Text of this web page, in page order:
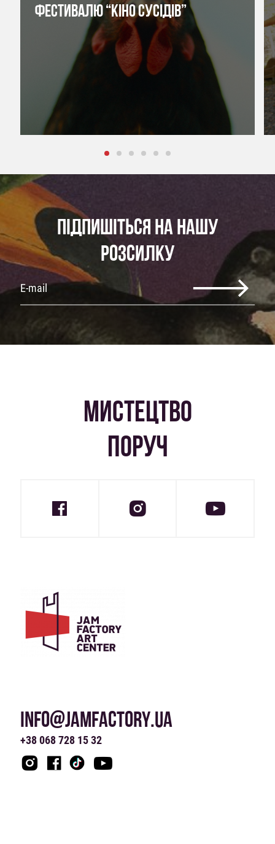
ФЕСТИВАЛЮ “КІНО СУСІДІВ”
ПІДПИШІТЬСЯ НА НАШУ
РОЗСИЛКУ
МИСТЕЦТВО
ПОРУЧ
INFO@JAMFACTORY.UA
+38 068 728 15 32